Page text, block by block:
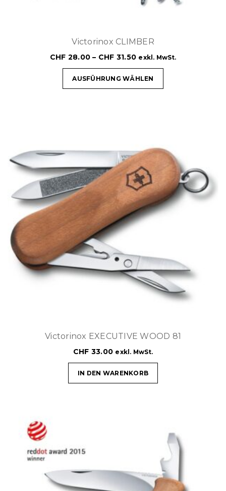
Victorinox CLIMBER
CHF 28.00 – CHF 31.50 exkl. MwSt.
AUSFÜHRUNG WÄHLEN
Victorinox EXECUTIVE WOOD 81
CHF 33.00 exkl. MwSt.
IN DEN WARENKORB